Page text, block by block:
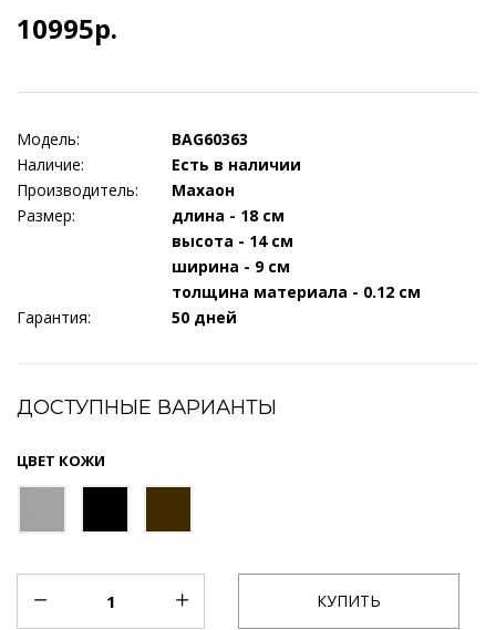
10995р.
Модель:
BAG60363
Наличие:
Есть в наличии
Производитель:
Махаон
Размер:
длина - 18 см
высота - 14 см
ширина - 9 см
толщина материала - 0.12 см
Гарантия:
50 дней
ДОСТУПНЫЕ ВАРИАНТЫ
ЦВЕТ КОЖИ